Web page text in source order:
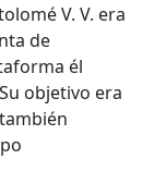
V. V. era
de
él
objetivo era